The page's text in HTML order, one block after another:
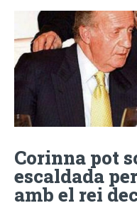
Corinna pot
escaldada
amb el rei